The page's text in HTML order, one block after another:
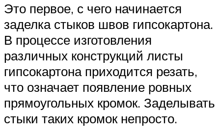
Это первое, с чего начинается
заделка стыков швов гипсокартона.
В процессе изготовления
различных конструкций листы
гипсокартона приходится резать,
что означает появление ровных
прямоугольных кромок. Заделывать
стыки таких кромок непросто.